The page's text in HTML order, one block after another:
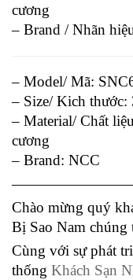
cương
– Brand / Nhãn
– Model/ Mã:
– Size/ Kich
– Material/ Chất
cương
– Brand: NCC
Chào mừng quý
Bị Sao Nam chúng
Cùng với sự phát
thống Khách Sạn